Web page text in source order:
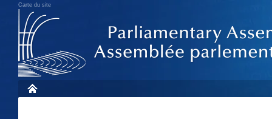
Carte du site